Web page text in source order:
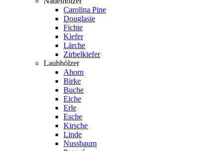
Carolina Pine
Douglasie
Fichte
Kiefer
Lärche
Zirbelkiefer
Laubhölzer
Ahorn
Birke
Buche
Eiche
Erle
Esche
Kirsche
Linde
Nussbaum